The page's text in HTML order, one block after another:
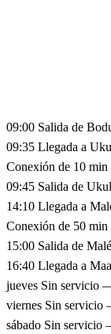
09:00 Salida de
09:35 Llegada a
Conexión de 10 min
09:45 Salida de
14:10 Llegada a
Conexión de 50 min
15:00 Salida de Malé
16:40 Llegada a
jueves Sin servicio
viernes Sin servicio
sábado Sin servicio